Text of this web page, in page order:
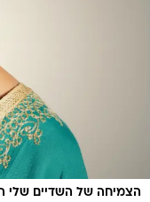
הצמיחה של השדיים שלי